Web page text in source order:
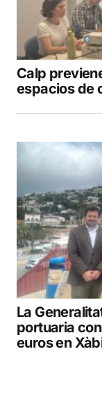
Calp
espacios de
La
portuaria
euros en